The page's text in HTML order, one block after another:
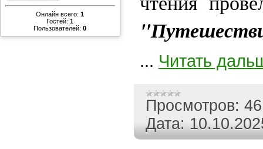
Онлайн всего:1
Гостей:1
Пользователей:0
... Читать
Просмотров: 46
Дата: